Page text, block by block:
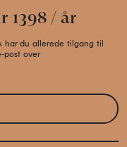
1398 / år
har du allerede tilgang til
post over